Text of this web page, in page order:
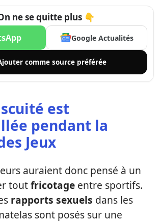
ne se quitte plus 👇
Google Actualités
comme source préférée
est
pendant la
Jeux
auraient donc pensé à un
toutfricotage entre sportifs.
rapports sexuels dans les
sont posés sur une